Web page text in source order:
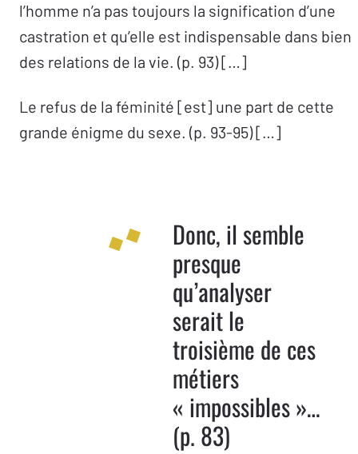
l’homme n’a pas toujours la signification d’une
castration et qu’elle est indispensable dans bien
des relations de la vie. (p. 93) […]
Le refus de la féminité [est] une part de cette
grande énigme du sexe. (p. 93-95) […]
Donc, il semble
presque
qu’analyser
serait le
troisième de ces
métiers
« impossibles »…
(p. 83)